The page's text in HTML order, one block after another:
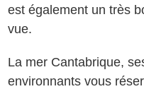
est également un très
vue.
La mer Cantabrique,
environnants vous